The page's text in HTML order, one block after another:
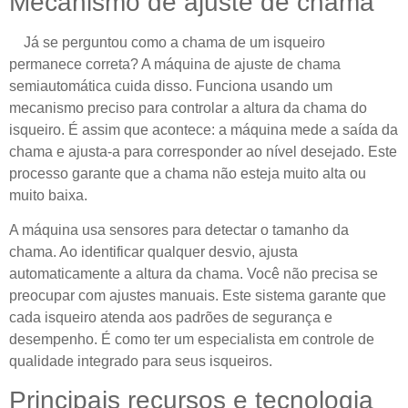
Já se perguntou como a chama de um isqueiro
permanece correta? A máquina de ajuste de chama
semiautomática cuida disso. Funciona usando um
mecanismo preciso para controlar a altura da chama do
isqueiro. É assim que acontece: a máquina mede a saída da
chama e ajusta-a para corresponder ao nível desejado. Este
processo garante que a chama não esteja muito alta ou
muito baixa.
A máquina usa sensores para detectar o tamanho da
chama. Ao identificar qualquer desvio, ajusta
automaticamente a altura da chama. Você não precisa se
preocupar com ajustes manuais. Este sistema garante que
cada isqueiro atenda aos padrões de segurança e
desempenho. É como ter um especialista em controle de
qualidade integrado para seus isqueiros.
Principais recursos e tecnologia